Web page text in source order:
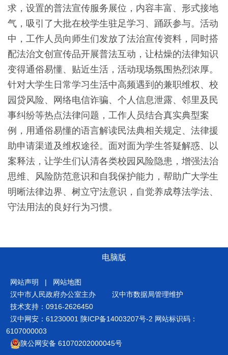
求，设置的普法宣传服务展位，内容丰富、形式接地
气，吸引了大批在校学生驻足学习、踊跃参与。活动
中，工作人员向师生们发放了法治宣传资料，同时搭
配法治文创宣传品开展普法互动，让枯燥的法律知识
变得通俗易懂、贴近生活，活动现场氛围热烈浓厚。
针对大学生日常学习生活中高频遇到的兼职维权、校
园贷风险、网络电信诈骗、个人信息泄露、邻里及民
事纠纷等热点法律问题，工作人员结合真实典型案
例，用通俗易懂的语言解读民法典相关规定、法律援
助申请渠道及维权途径。面对面为学生答疑解惑、以
案释法，让学生们认清各类校园风险隐患，增强法治
思维、风险防范意识和自我保护能力，帮助广大学生
明晰法律边界、树立守法意识，自觉养成尊法学法、
守法用法的良好行为习惯。
电脑版
网站声明 |
网站地图
汉中市人民政府办公室主办
汉中市数据局管理维护
技术支持：0916-2626450
汉中网安：61230001 陕ICP备14003207号-2 网站标识码：
6107000003
陕公网安备 61070202000045号